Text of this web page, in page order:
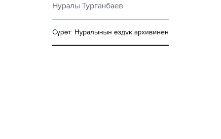
Нуралы Турганбаев
Сүрөт: Нуралынын өздүк архивинен